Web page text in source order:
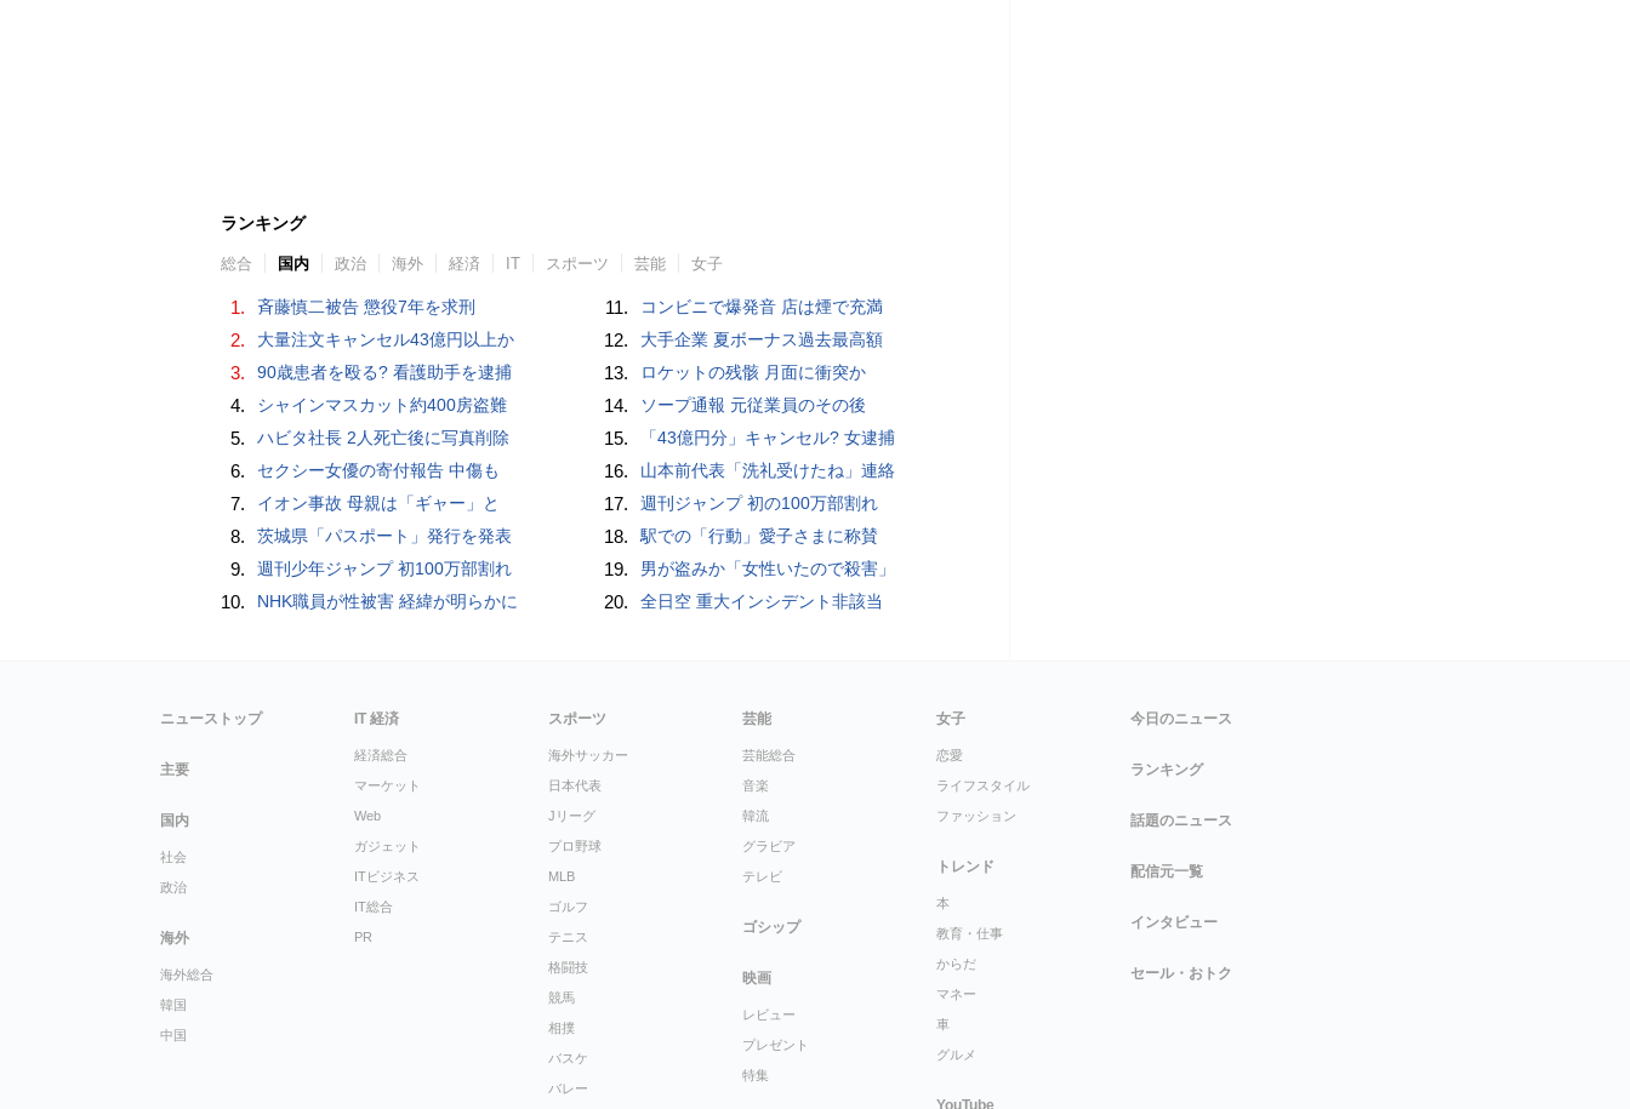
ランキング
総合 国内 政治 海外 経済 IT スポーツ 芸能 女子
1. 斉藤慎二被告 懲役7年を求刑
2. 大量注文キャンセル43億円以上か
3. 90歳患者を殴る? 看護助手を逮捕
4. シャインマスカット約400房盗難
5. ハビタ社長 2人死亡後に写真削除
6. セクシー女優の寄付報告 中傷も
7. イオン事故 母親は「ギャー」と
8. 茨城県「パスポート」発行を発表
9. 週刊少年ジャンプ 初100万部割れ
10. NHK職員が性被害 経緯が明らかに
11. コンビニで爆発音 店は煙で充満
12. 大手企業 夏ボーナス過去最高額
13. ロケットの残骸 月面に衝突か
14. ソープ通報 元従業員のその後
15. 「43億円分」キャンセル? 女逮捕
16. 山本前代表「洗礼受けたね」連絡
17. 週刊ジャンプ 初の100万部割れ
18. 駅での「行動」愛子さまに称賛
19. 男が盗みか「女性いたので殺害」
20. 全日空 重大インシデント非該当
ニューストップ
主要
国内
社会
政治
海外
海外総合
韓国
中国
IT 経済
経済総合
マーケット
Web
ガジェット
ITビジネス
IT総合
PR
スポーツ
海外サッカー
日本代表
Jリーグ
プロ野球
MLB
ゴルフ
テニス
格闘技
競馬
相撲
バスケ
バレー
芸能
芸能総合
音楽
韓流
グラビア
テレビ
ゴシップ
映画
レビュー
プレゼント
特集
女子
恋愛
ライフスタイル
ファッション
トレンド
本
教育・仕事
からだ
マネー
車
グルメ
YouTube
今日のニュース
ランキング
話題のニュース
配信元一覧
インタビュー
セール・おトク